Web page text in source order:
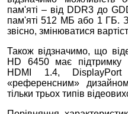
пам'яті – від DDR3 до
пам'яті 512 МБ або 1 ГБ.
звісно, змінюватися
Також відзначимо, що
HD 6450 має підтримку
HDMI 1.4,
«референсним»
тільки трьох типів